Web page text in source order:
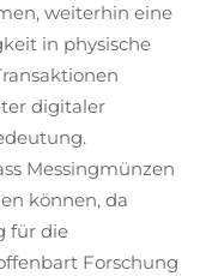
weiterhin eine
in physische
digitaler
Messingmünzen
können, da
für die
Forschung